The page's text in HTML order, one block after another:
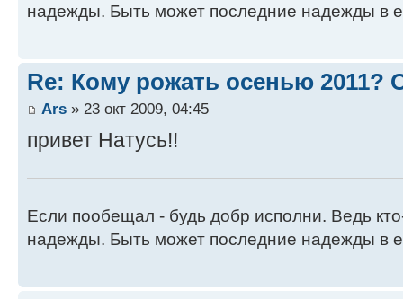
надежды. Быть может последние надежды в
Re: Кому рожать осенью 2011?
Ars » 23 окт 2009, 04:45
привет Натусь!!
Если пообещал - будь добр исполни. Ведь
надежды. Быть может последние надежды в